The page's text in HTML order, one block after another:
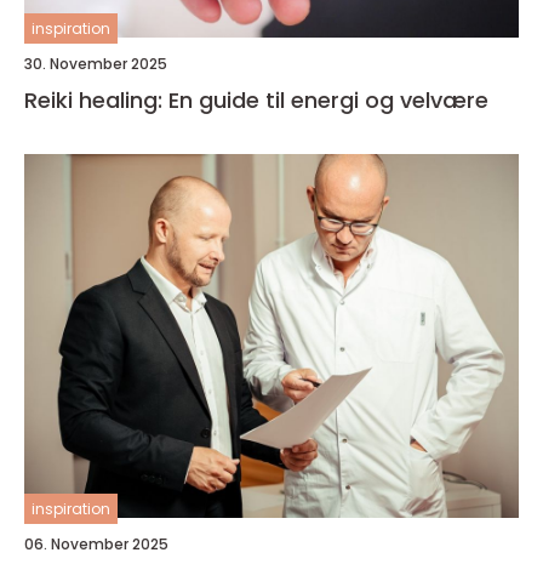
inspiration
30. November 2025
Reiki healing: En guide til energi og velvære
inspiration
06. November 2025